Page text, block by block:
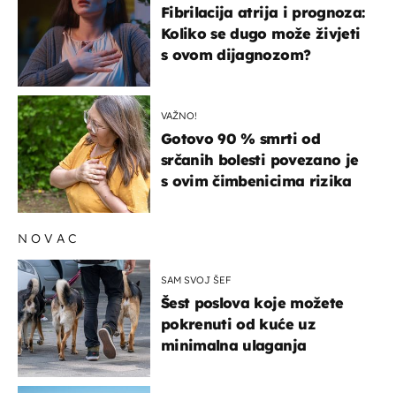
Fibrilacija atrija i prognoza:
Koliko se dugo može živjeti
s ovom dijagnozom?
VAŽNO!
Gotovo 90 % smrti od
srčanih bolesti povezano je
s ovim čimbenicima rizika
NOVAC
SAM SVOJ ŠEF
Šest poslova koje možete
pokrenuti od kuće uz
minimalna ulaganja